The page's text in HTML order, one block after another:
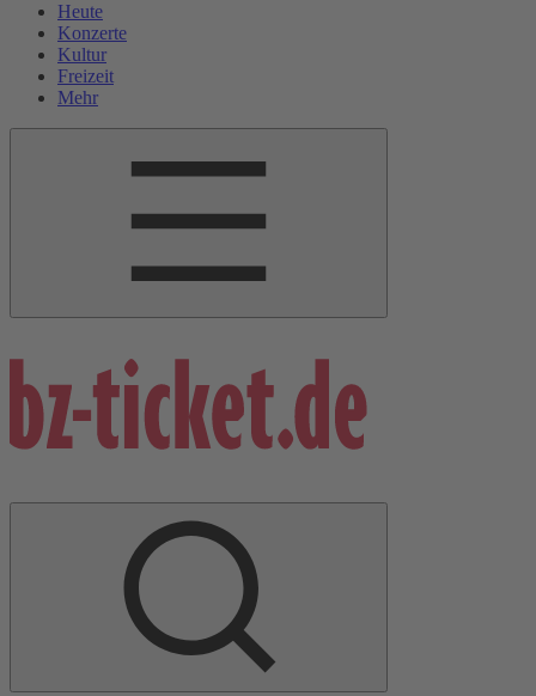
Heute
Konzerte
Kultur
Freizeit
Mehr